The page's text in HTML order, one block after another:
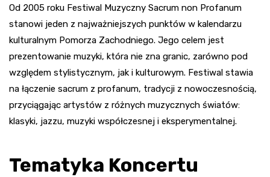
Od 2005 roku Festiwal Muzyczny Sacrum non Profanum
stanowi jeden z najważniejszych punktów w kalendarzu
kulturalnym Pomorza Zachodniego. Jego celem jest
prezentowanie muzyki, która nie zna granic, zarówno pod
względem stylistycznym, jak i kulturowym. Festiwal stawia
na łączenie sacrum z profanum, tradycji z nowoczesnością,
przyciągając artystów z różnych muzycznych światów:
klasyki, jazzu, muzyki współczesnej i eksperymentalnej.
Tematyka Koncertu